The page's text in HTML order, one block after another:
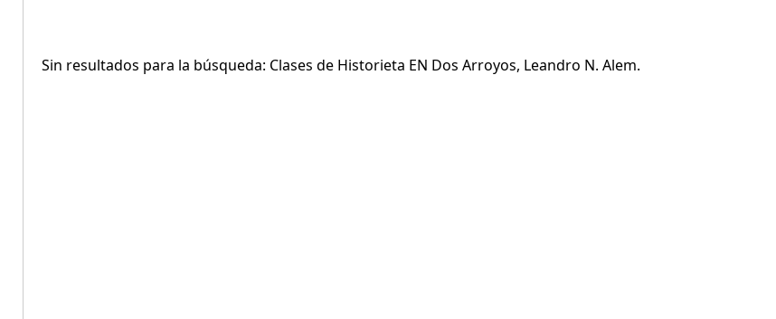
Sin resultados para la búsqueda: Clases de Historieta EN Dos Arroyos, Leandro N. Alem.